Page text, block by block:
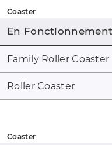
Coaster
En Fonctionnement
Family Roller Coaster
Roller Coaster
Coaster